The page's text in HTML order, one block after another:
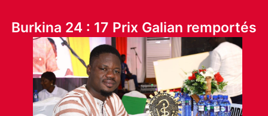
Burkina 24 : 17 Prix Galian remportés